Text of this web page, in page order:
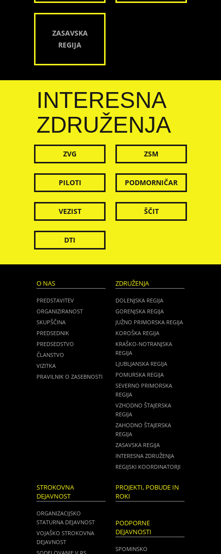
ZASAVSKA
REGIJA
INTERESNA
ZDRUŽENJA
ZVG ZSM
PILOTI PODMORNIČAR
VEZIST ŠČIT
DTI
O NAS
PREDSTAVITEV
ORGANIZIRANOST
SKUPŠČINA
PREDSEDNIK
PREDSEDSTVO
ČLANSTVO
VIZITKA
PRAVILNIK O ZASEBNOSTI
ZDRUŽENJA
DOLENJSKA REGIJA
GORENJSKA REGIJA
JUŽNO PRIMORSKA REGIJA
KOROŠKA REGIJA
KRAŠKO-NOTRANJSKA
REGIJA
LJUBLJANSKA REGIJA
POMURSKA REGIJA
SEVERNO PRIMORSKA
REGIJA
VZHODNO ŠTAJERSKA
REGIJA
ZAHODNO ŠTAJERSKA
REGIJA
ZASAVSKA REGIJA
INTERESNA ZDRUŽENJA
REGIJSKI KOORDINATORJI
STROKOVNA
DEJAVNOST
ORGANIZACIJSKO
STATURNA DEJAVNOST
VOJAŠKO STROKOVNA
DEJAVNOST
PROJEKTI, POBUDE IN
ROKI
PODPORNE
DEJAVNOSTI
SPOMINSKO